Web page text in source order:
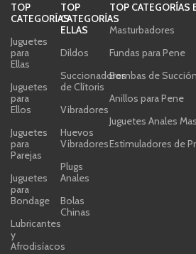
TOP
CATEGORÍAS
Juguetes
para
Ellas
Juguetes
para
Ellos
Juguetes
para
Parejas
Juguetes
para
Bondage
Lubricantes
y
Afrodisíacos
TOP
CATEGORÍAS
ELLAS
Dildos
Succionadores
de Clítoris
Vibradores
Huevos
Vibradores
Plugs
Anales
Bolas
Chinas
TOP CATEGORÍAS
Masturbadores
Fundas para Pene
Bombas de Succión
Anillos para Pene
Juguetes Anales
Estimuladores de